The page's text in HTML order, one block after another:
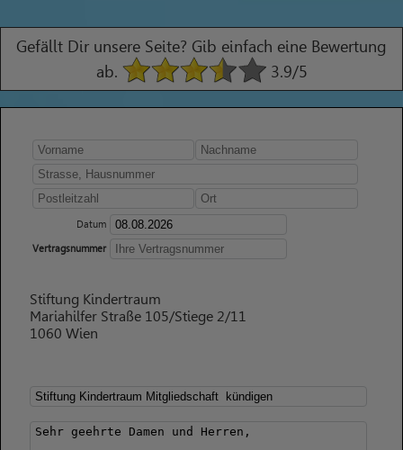
Gefällt Dir unsere Seite? Gib einfach eine Bewertung
ab.
3.9/5
Datum
Vertragsnummer
Stiftung Kindertraum
Mariahilfer Straße 105/Stiege 2/11
1060 Wien